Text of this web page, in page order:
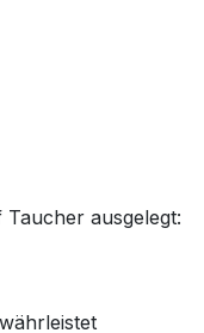
ausgelegt: